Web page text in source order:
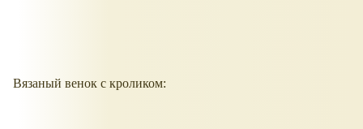
Вязаный венок с кроликом: